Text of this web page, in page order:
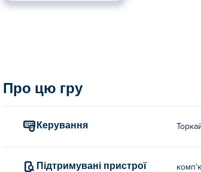
Тут ви можете грати в Nonogram. Nonogram є
Про цю гру
Керування
Підтримувані пристрої